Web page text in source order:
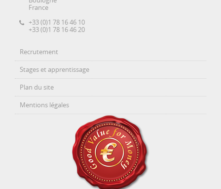
France
+33 (0)1 78 16 46 10
+33 (0)1 78 16 46 20
Recrutement
Stages et apprentissage
Plan du site
Mentions légales